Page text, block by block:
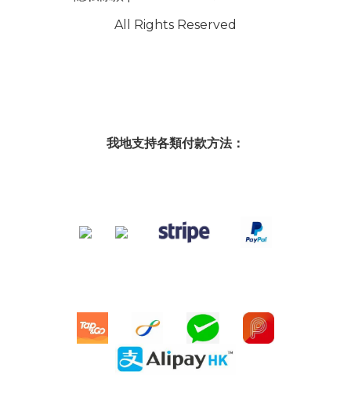
All Rights Reserved
我地支持各類付款方法：